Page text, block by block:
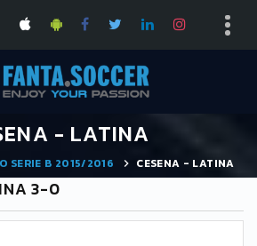
- LATINA
SERIE B 2015/2016 CESENA - LATINA
3-0